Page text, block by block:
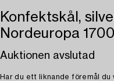
Konfektskål,
Nordeuropa
Auktionen avslutad
Har du ett liknande föremål du